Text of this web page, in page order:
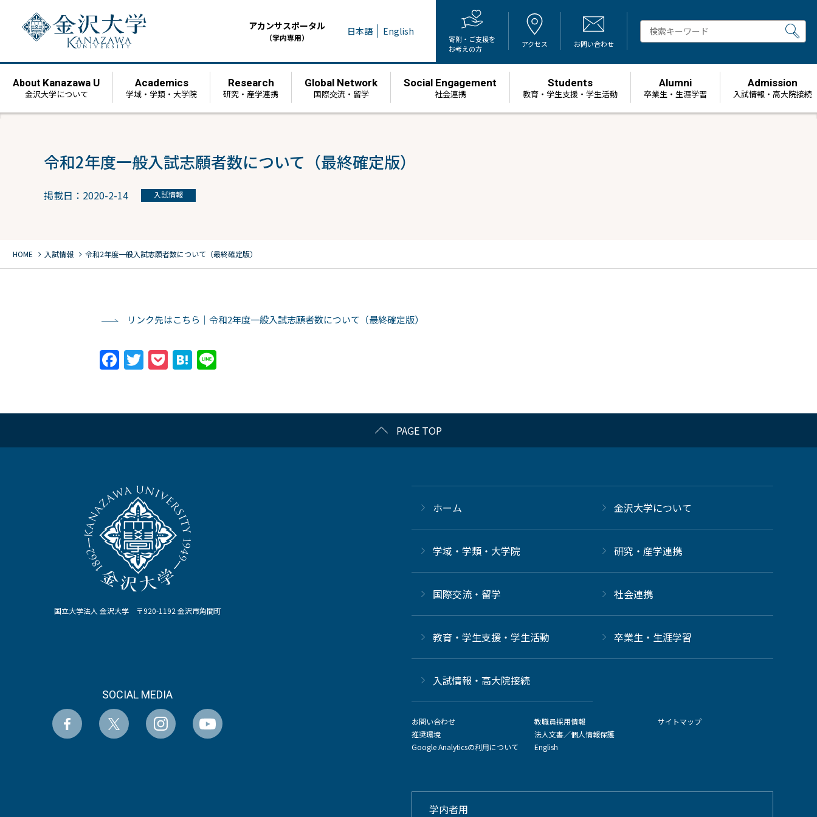
アカンサスポータル
（学内専用） 日本語 English
寄附・ご支援を
お考えの方
アクセス お問い合わせ
About Kanazawa U
金沢大学について
Academics
学域・学類・大学院
Research
研究・産学連携
Global Network
国際交流・留学
Social Engagement
社会連携
Students
教育・学生支援・学生活動
Alumni
卒業生・生涯学習
Admission
⼊試情報・高大院接続
令和2年度一般入試志願者数について（最終確定版）
掲載日：2020-2-14 入試情報
HOME chevron_right 入試情報 chevron_right 令和2年度一般入試志願者数について（最終確定版）
リンク先はこちら｜令和2年度一般入試志願者数について（最終確定版）
Facebook
Twitter
PocketHatena
PAGE TOP
国立大学法人 金沢大学 〒920-1192 金沢市角間町
SOCIAL MEDIA
ホーム 金沢大学について
学域・学類・大学院 研究・産学連携
国際交流・留学 社会連携
教育・学生支援・学生活動 卒業生・生涯学習
⼊試情報・高大院接続
お問い合わせ
推奨環境
Google Analyticsの利用について
教職員採用情報
法人文書／個人情報保護
English
サイトマップ
学内者用